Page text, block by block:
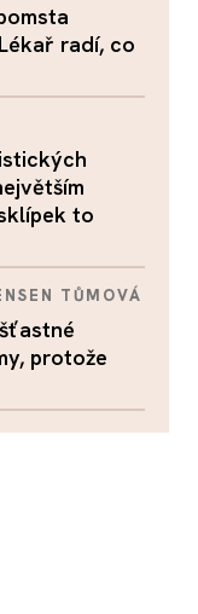
radí, co
to
TŮMOVÁ
protože